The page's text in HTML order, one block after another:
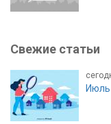
Свежие статьи
Июль